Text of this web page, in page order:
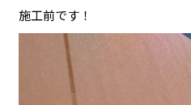
施工前です！